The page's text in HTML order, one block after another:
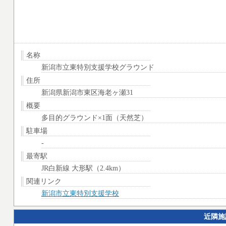
名称
新潟市立東特別支援学校グラウンド
住所
新潟県新潟市東区海老ヶ瀬31
概要
多目的グラウンド×1面（天然芝）
駐車場
-
最寄駅
JR白新線 大形駅（2.4km）
関連リンク
新潟市立東特別支援学校
近隣